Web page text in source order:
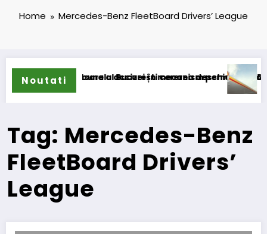
Home Mercedes-Benz FleetBoard Drivers’ League
Noutati
compensare a accizei în mecanism permanent
depus la Tribunalul București cererea deschiderii procedurii
DKV
Tag: Mercedes-Benz
FleetBoard Drivers’
League